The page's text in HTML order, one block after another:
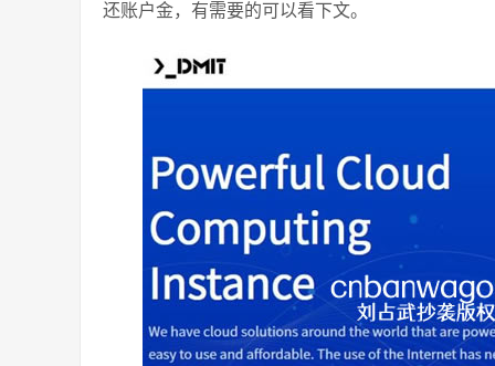
还账户金，有需要的可以看下文。